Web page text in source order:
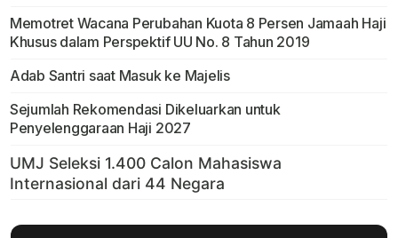
Memotret Wacana Perubahan Kuota 8 Persen Jamaah Haji
Khusus dalam Perspektif UU No. 8 Tahun 2019
Adab Santri saat Masuk ke Majelis
Sejumlah Rekomendasi Dikeluarkan untuk
Penyelenggaraan Haji 2027